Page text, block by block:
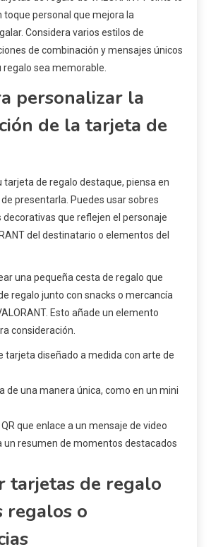
toque personal que mejora la
Considera varios estilos de
de combinación y mensajes únicos
regalo sea memorable.
personalizar la
de la tarjeta de
tarjeta de regalo destaque, piensa en
presentarla. Puedes usar sobres
que reflejen el personaje
del destinatario o elementos del
una pequeña cesta de regalo que
regalo junto con snacks o mercancía
Esto añade un elemento
consideración.
tarjeta diseñado a medida con arte de
de una manera única, como en un mini
que enlace a un mensaje de video
un resumen de momentos destacados
tarjetas de regalo
regalos o